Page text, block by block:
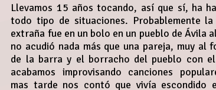
Llevamos 15 años tocando, así que sí, ha
todo tipo de situaciones. Probablemente la
extraña fue en un bolo en un pueblo de Ávila
no acudió nada más que una pareja, muy al
de la barra y el borracho del pueblo con
acabamos improvisando canciones
mas tarde nos contó que vivía escondido